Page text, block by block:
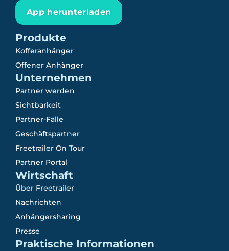
App herunterladen
Produkte
Kofferanhänger
Offener Anhänger
Unternehmen
Partner werden
Sichtbarkeit
Partner-Fälle
Geschäftspartner
Freetrailer On Tour
Partner Portal
Wirtschaft
Über Freetrailer
Nachrichten
Anhängersharing
Presse
Praktische Informationen